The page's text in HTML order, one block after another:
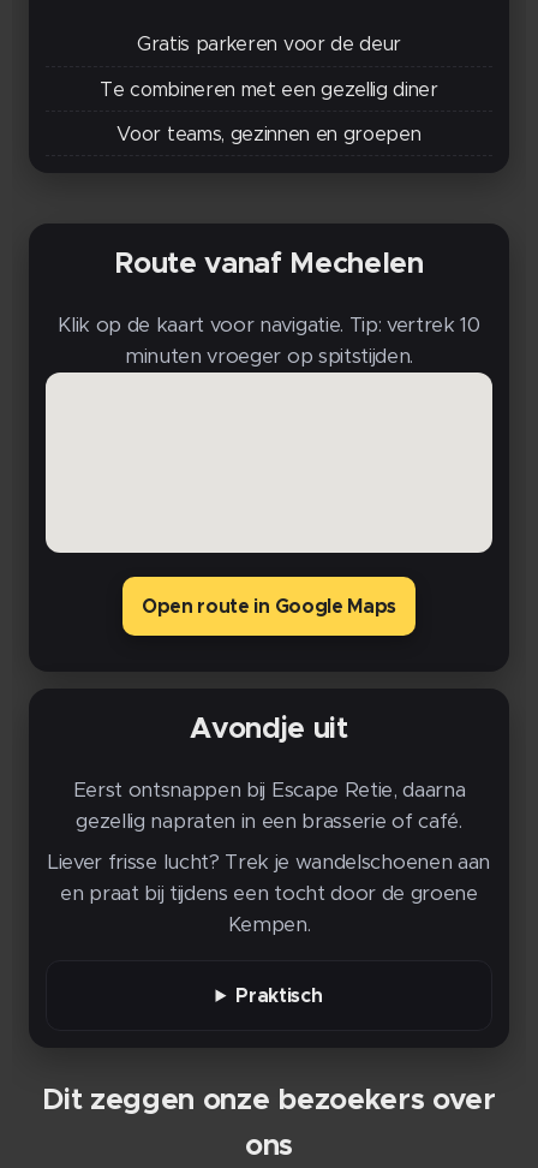
Gratis parkeren voor de deur
Te combineren met een gezellig diner
Voor teams, gezinnen en groepen
Route vanaf Mechelen
Klik op de kaart voor navigatie. Tip: vertrek 10
minuten vroeger op spitstijden.
Open route in Google Maps
Avondje uit
Eerst ontsnappen bij Escape Retie, daarna
gezellig napraten in een brasserie of café.
Liever frisse lucht? Trek je wandelschoenen aan
en praat bij tijdens een tocht door de groene
Kempen.
Praktisch
Dit zeggen onze bezoekers over
ons